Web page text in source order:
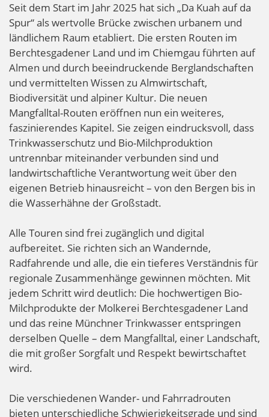
Seit dem Start im Jahr 2025 hat sich „Da Kuah auf da
Spur“ als wertvolle Brücke zwischen urbanem und
ländlichem Raum etabliert. Die ersten Routen im
Berchtesgadener Land und im Chiemgau führten auf
Almen und durch beeindruckende Berglandschaften
und vermittelten Wissen zu Almwirtschaft,
Biodiversität und alpiner Kultur. Die neuen
Mangfalltal-Routen eröffnen nun ein weiteres,
faszinierendes Kapitel. Sie zeigen eindrucksvoll, dass
Trinkwasserschutz und Bio-Milchproduktion
untrennbar miteinander verbunden sind und
landwirtschaftliche Verantwortung weit über den
eigenen Betrieb hinausreicht – von den Bergen bis in
die Wasserhähne der Großstadt.
Alle Touren sind frei zugänglich und digital
aufbereitet. Sie richten sich an Wandernde,
Radfahrende und alle, die ein tieferes Verständnis für
regionale Zusammenhänge gewinnen möchten. Mit
jedem Schritt wird deutlich: Die hochwertigen Bio-
Milchprodukte der Molkerei Berchtesgadener Land
und das reine Münchner Trinkwasser entspringen
derselben Quelle – dem Mangfalltal, einer Landschaft,
die mit großer Sorgfalt und Respekt bewirtschaftet
wird.
Die verschiedenen Wander- und Fahrradrouten
bieten unterschiedliche Schwierigkeitsgrade und sind